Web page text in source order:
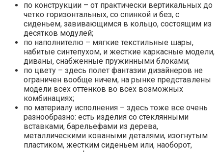
по конструкции – от практически вертикальных до
четко горизонтальных, со спинкой и без, с
сиденьем, завивающимся в кольцо, состоящим из
десятков модулей;
по наполнителю – мягкие текстильные шары,
набитые синтепухом, и жесткие каркасные модели,
диваны, снабженные пружинными блоками;
по цвету – здесь полет фантазии дизайнеров не
ограничен вообще ничем, на рынке представлены
модели всех оттенков во всех возможных
комбинациях;
по материалу исполнения – здесь тоже все очень
разнообразно: есть изделия со стеклянными
вставками, барельефами из дерева,
металлическими коваными деталями, изогнутым
пластиком, жестким сиденьем или, наоборот,